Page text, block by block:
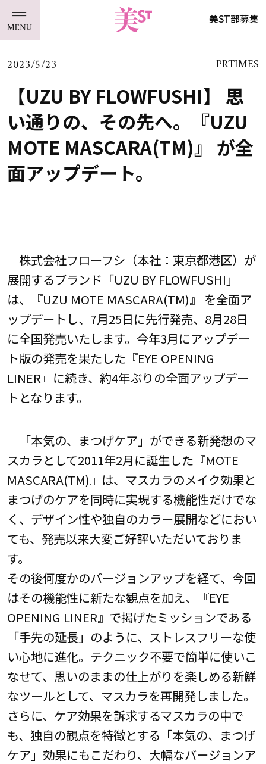
美ST部募集
2023/5/23 PRTIMES
【UZU BY FLOWFUSHI】 思
い通りの、その先へ。『UZU
MOTE MASCARA(TM)』 が全
面アップデート。
株式会社フローフシ（本社：東京都港区）が
展開するブランド「UZU BY FLOWFUSHI」
は、『UZU MOTE MASCARA(TM)』 を全面ア
ップデートし、7月25日に先行発売、8月28日
に全国発売いたします。今年3月にアップデー
ト版の発売を果たした『EYE OPENING
LINER』に続き、約4年ぶりの全面アップデー
トとなります。
「本気の、まつげケア」ができる新発想のマ
スカラとして2011年2月に誕生した『MOTE
MASCARA(TM)』は、マスカラのメイク効果と
まつげのケアを同時に実現する機能性だけでな
く、デザイン性や独自のカラー展開などにおい
ても、発売以来大変ご好評いただいておりま
す。
その後何度かのバージョンアップを経て、今回
はその機能性に新たな観点を加え、『EYE
OPENING LINER』で掲げたミッションである
「手先の延長」のように、ストレスフリーな使
い心地に進化。テクニック不要で簡単に使いこ
なせて、思いのままの仕上がりを楽しめる新鮮
なツールとして、マスカラを再開発しました。
さらに、ケア効果を訴求するマスカラの中で
も、独自の観点を特徴とする「本気の、まつげ
ケア」効果にもこだわり、大幅なバージョンア